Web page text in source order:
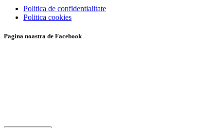
Politica de confidentialitate
Politica cookies
Pagina noastra de Facebook